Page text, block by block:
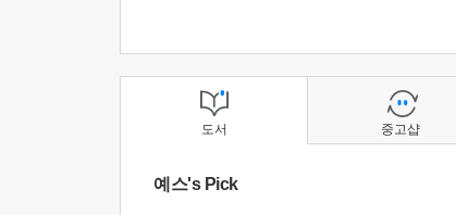
도서
예스's Pick
중고샵